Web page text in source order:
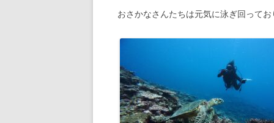
おさかなさんたちは元気に泳ぎ回ってお